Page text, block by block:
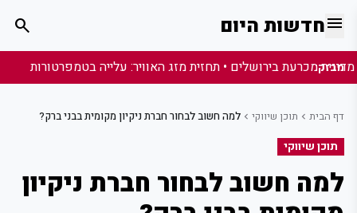
menuחדשות היום search
מבזק:
דף הבית chevron_left תוכן שיווקי chevron_left למה חשוב לבחור חברת ניקיון מקומית בבני ברק?
תוכן שיווקי
למה חשוב לבחור חברת ניקיון